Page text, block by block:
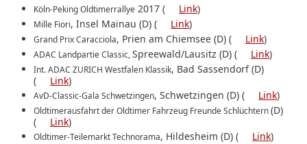
Köln-Peking Oldtimerrallye 2017 ( Link)
Mille Fiori, Insel Mainau (D) ( Link)
Grand Prix Caracciola, Prien am Chiemsee (D) ( Link)
ADAC Landpartie Classic,Spreewald/Lausitz (D) ( Link)
Int. ADAC ZURICH Westfalen Klassik, Bad Sassendorf (D)
(
Link)
AvD-Classic-Gala Schwetzingen, Schwetzingen (D) ( Link)
Oldtimerausfahrt der Oldtimer Fahrzeug Freunde Schlüchtern(D)
(
Link)
Oldtimer-Teilemarkt Technorama, Hildesheim (D) ( Link)